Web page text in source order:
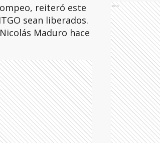
reiteró este
sean liberados.
Maduro hace
Ads